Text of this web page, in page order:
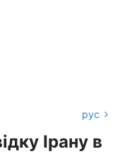
рус
Ірану в